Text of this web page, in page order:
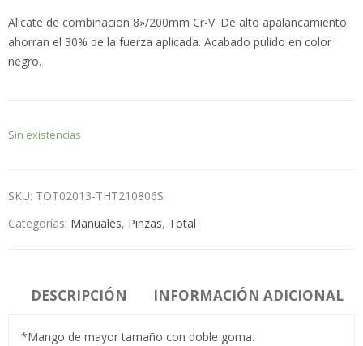
Alicate de combinacion 8»/200mm Cr-V. De alto apalancamiento
ahorran el 30% de la fuerza aplicada. Acabado pulido en color
negro.
Sin existencias
SKU: TOT02013-THT210806S
Categorías: Manuales, Pinzas, Total
DESCRIPCIÓN INFORMACIÓN ADICIONAL
*Mango de mayor tamaño con doble goma.